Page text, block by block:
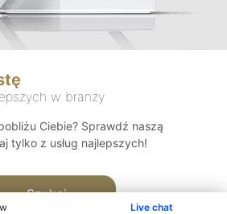
Live chat
w branży
Ciebie? Sprawdź naszą
tylko z usług najlepszych!
Szukaj